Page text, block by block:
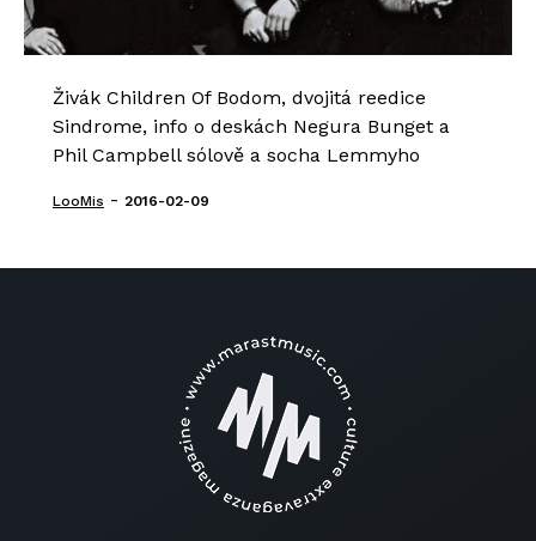
Živák Children Of Bodom, dvojitá reedice
Sindrome, info o deskách Negura Bunget a
Phil Campbell sólově a socha Lemmyho
LooMis - 2016-02-09